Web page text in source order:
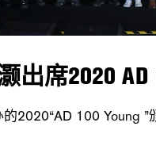
出席2020 AD
2020“AD 100 Young ”